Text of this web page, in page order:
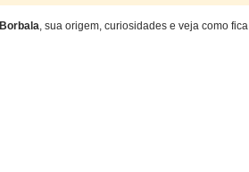
Borbala, sua origem, curiosidades e veja como fica